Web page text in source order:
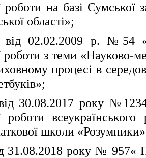
роботи на базі Сумської
області»;
02.02.2009 р. №54
роботи з теми «Науково-
процесі в
30.08.2017 року №1234
роботи
школи
року № 957«